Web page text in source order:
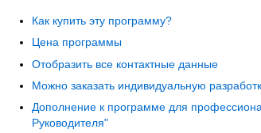
Как купить эту программу?
Цена программы
Отобразить все контактные данные
Можно заказать индивидуальную
Дополнение к программе для
Руководителя"